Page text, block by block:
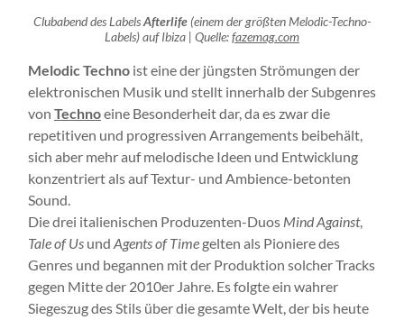
Clubabend des LabelsAfterlife (einem der größten Melodic-Techno-
Labels) auf Ibiza | Quelle:fazemag.com
Melodic Techno ist eine der jüngsten Strömungen der
elektronischen Musik und stellt innerhalb der Subgenres
von Technoeine Besonderheit dar, da es zwar die
repetitiven und progressiven Arrangements beibehält,
sich aber mehr auf melodische Ideen und Entwicklung
konzentriert als auf Textur- und Ambience-betonten
Sound.
Die drei italienischen Produzenten-Duos Mind Against,
Tale of Us und Agents of Time gelten als Pioniere des
Genres und begannen mit der Produktion solcher Tracks
gegen Mitte der 2010er Jahre. Es folgte ein wahrer
Siegeszug des Stils über die gesamte Welt, der bis heute